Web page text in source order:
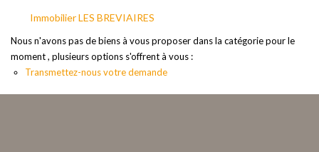
Nos Avis Clients
Immobilier LES BREVIAIRES
Nous n'avons pas de biens à vous proposer dans la catégorie pour le
moment , plusieurs options s'offrent à vous :
Transmettez-nous votre demande